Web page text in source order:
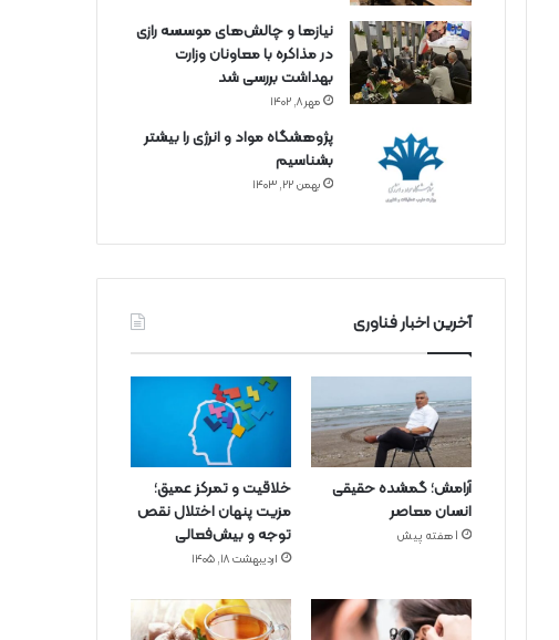
نیازها و چالش‌های موسسه رازی
در مذاکره با معاونان وزارت
بهداشت بررسی شد
مهر ۸, ۱۴۰۲
پژوهشگاه مواد و انرژی را بیشتر
بشناسیم
بهمن ۲۲, ۱۴۰۳
آخرین اخبار فناوری
آرامش؛ گمشده حقیقی
انسان معاصر
1 هفته پیش
خلاقیت و تمرکز عمیق؛
مزیت پنهان اختلال نقص
توجه و بیش‌فعالی
اردیبهشت ۱۸, ۱۴۰۵